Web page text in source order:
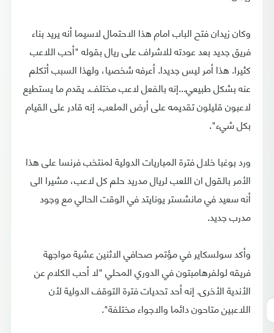
وكان زيدان فتح الباب امام هذا الاحتمال لاسيما أنه يريد بناء
فريق جديد بعد عودته للاشراف على ريال بقوله "أحب اللاعب
كثيرا. هذا أمر ليس جديدا. أعرفه شخصيا، ولهذا السبب أتكلم
عنه بشكل طبيعي...إنه بالفعل لاعب مختلف. يقدم ما يستطيع
لاعبون قليلون تقديمه على أرض الملعب. إنه قادر على القيام
بكل شيء".
ورد بوغبا خلال فترة المباريات الدولية لمنتخب فرنسا على هذا
الأمر بالقول ان اللعب لريال مدريد حلم كل لاعب، مشيرا الى
أنه سعيد في مانشستر يونايتد في الوقت الحالي مع وجود
مدرب جديد.
وأكد سولسكاير في مؤتمر صحافي الاثنين عشية مواجهة
فريقه لولفرهامبتون في الدوري المحلي "لا أحب الكلام عن
الأندية الأخرى. إنه أحد تحديات فترة التوقف الدولية لأن
اللاعبين متاحون دائما والاجواء مختلفة".